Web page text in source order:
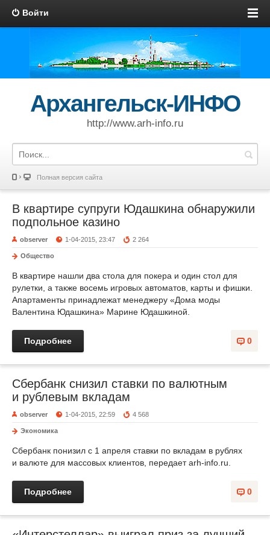
Войти
Архангельск-ИНФО
http://www.arh-info.ru
Полная версия сайта
В квартире супруги Юдашкина обнаружили
подпольное казино
observer 1-04-2015, 23:47 2 264
Общество
В квартире нашли два стола для покера и один стол для
рулетки, а также восемь игровых автоматов, карты и фишки.
Апартаменты принадлежат менеджеру «Дома моды
Валентина Юдашкина» Марине Юдашкиной.
0
Подробнее
Сбербанк снизил ставки по валютным
и рублевым вкладам
observer 1-04-2015, 22:59 4 568
Экономика
Сбербанк понизил с 1 апреля ставки по вкладам в рублях
и валюте для массовых клиентов, передает arh-info.ru.
0
Подробнее